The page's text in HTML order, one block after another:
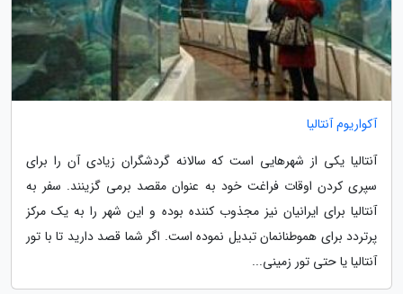
آکواریوم آنتالیا
آنتالیا یکی از شهرهایی است که سالانه گردشگران زیادی آن را برای
سپری کردن اوقات فراغت خود به عنوان مقصد برمی گزینند. سفر به
آنتالیا برای ایرانیان نیز مجذوب کننده بوده و این شهر را به یک مرکز
پرتردد برای هموطنانمان تبدیل نموده است. اگر شما قصد دارید تا با تور
آنتالیا یا حتی تور زمینی...